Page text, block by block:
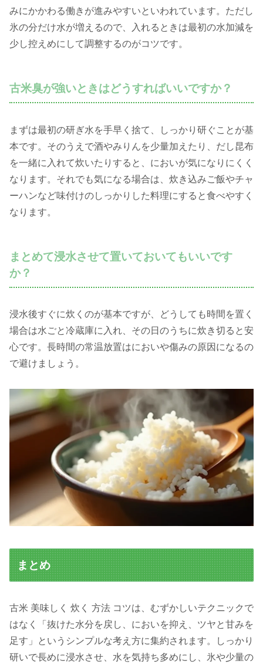
みにかかわる働きが進みやすいといわれています。ただし
氷の分だけ水が増えるので、入れるときは最初の水加減を
少し控えめにして調整するのがコツです。
古米臭が強いときはどうすればいいですか？
まずは最初の研ぎ水を手早く捨て、しっかり研ぐことが基
本です。そのうえで酒やみりんを少量加えたり、だし昆布
を一緒に入れて炊いたりすると、においが気になりにくく
なります。それでも気になる場合は、炊き込みご飯やチャ
ーハンなど味付けのしっかりした料理にすると食べやすく
なります。
まとめて浸水させて置いておいてもいいです
か？
浸水後すぐに炊くのが基本ですが、どうしても時間を置く
場合は水ごと冷蔵庫に入れ、その日のうちに炊き切ると安
心です。長時間の常温放置はにおいや傷みの原因になるの
で避けましょう。
まとめ
古米 美味しく 炊く 方法 コツは、むずかしいテクニックで
はなく「抜けた水分を戻し、においを抑え、ツヤと甘みを
足す」というシンプルな考え方に集約されます。しっかり
研いで長めに浸水させ、水を気持ち多めにし、氷や少量の